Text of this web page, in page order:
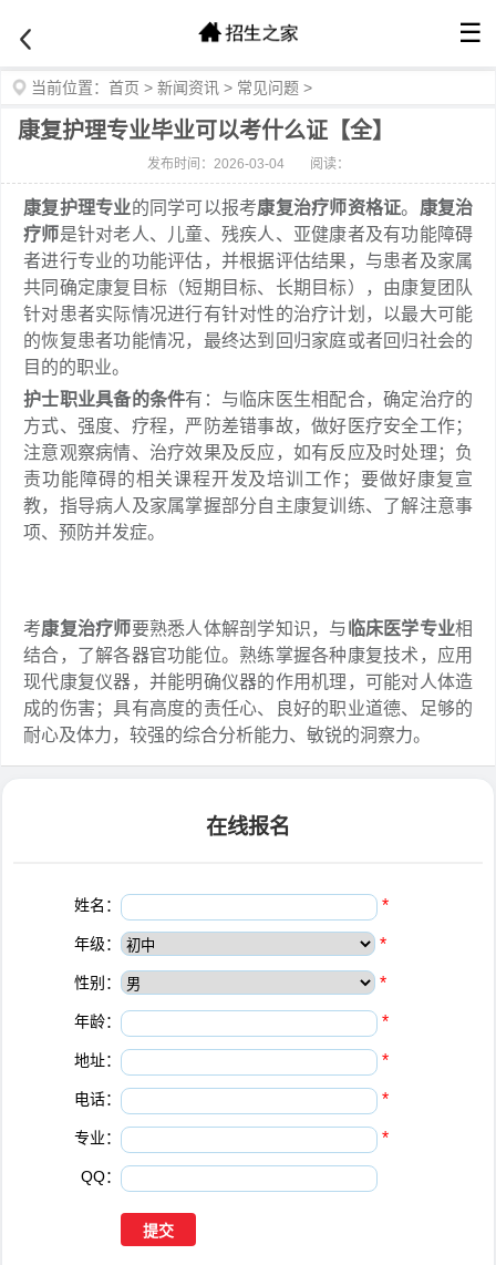
☰
当前位置： 首页 > 新闻资讯 > 常见问题 >
康复护理专业毕业可以考什么证【全】
发布时间：2026-03-04 阅读：
康复护理专业的同学可以报考康复治疗师资格证。 康复治
疗师是针对老人、儿童、残疾人、亚健康者及有功能障碍
者进行专业的功能评估，并根据评估结果，与患者及家属
共同确定康复目标（短期目标、长期目标），由康复团队
针对患者实际情况进行有针对性的治疗计划，以最大可能
的恢复患者功能情况，最终达到回归家庭或者回归社会的
目的的职业。
护士职业具备的条件有：与临床医生相配合，确定治疗的
方式、强度、疗程，严防差错事故，做好医疗安全工作；
注意观察病情、治疗效果及反应，如有反应及时处理；负
责功能障碍的相关课程开发及培训工作；要做好康复宣
教，指导病人及家属掌握部分自主康复训练、了解注意事
项、预防并发症。
考康复治疗师要熟悉人体解剖学知识，与 临床医学专业相
结合，了解各器官功能位。熟练掌握各种康复技术，应用
现代康复仪器，并能明确仪器的作用机理，可能对人体造
成的伤害；具有高度的责任心、良好的职业道德、足够的
耐心及体力，较强的综合分析能力、敏锐的洞察力。
在线报名
姓名： *
年级： *
性别： *
年龄： *
地址： *
电话： *
专业： *
QQ：